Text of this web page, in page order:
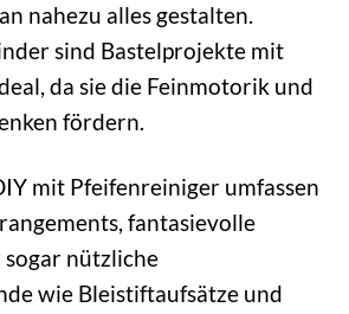
nahezu alles gestalten.
sind Bastelprojekte mit
da sie die Feinmotorik und
fördern.
mit Pfeifenreiniger umfassen
fantasievolle
nützliche
wie Bleistiftaufsätze und